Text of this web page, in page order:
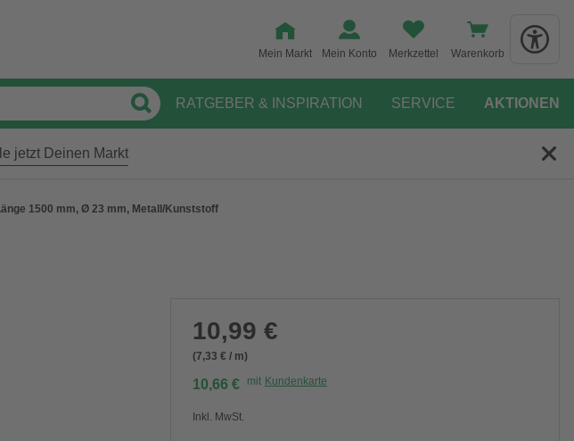
Mein Markt Mein Konto Merkzettel Warenkorb
RATGEBER & INSPIRATION SERVICE AKTIONEN
jetzt Deinen Markt
1500 mm, Ø 23 mm, Metall/Kunststoff
10,99 €
(7,33 € / m)
10,66 € mit Kundenkarte
Inkl. MwSt.